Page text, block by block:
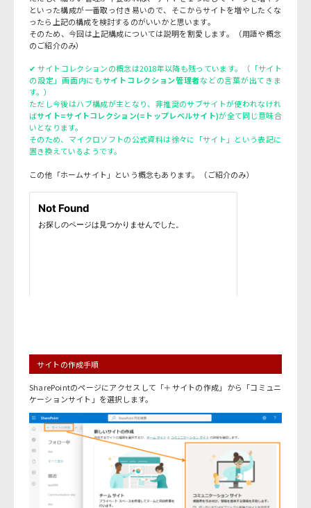
といった構成が一番取っ付き易いので、そこからサイトを増やしたくな
ったら上記の構成を検討するのがいいかと思います。
そのため、今回は上記構成については説明を割愛します。（用語や概念
のご紹介のみ）
✔ サイトコレクションの概念は2018年以降も残っています。（「サイト
の設定」画面内にもサイトコレクション管理者などの言葉が出てきま
す。）
ただし今後はハブ構成が主となり、非推奨のサブサイトが使われなけれ
ばサイト=サイトコレクション(=トップレベルサイト)が全て同じ意味合
いとなります。
そのため、マイクロソフトの公式資料は徐々に「サイト」という表記に
置き換えているようです。
この他「ホームサイト」という概念もあります。（ご紹介のみ）
サイトの作成手順
SharePointのページにアクセスして「＋サイトの作成」から「コミュニ
ケーションサイト」を選択します。